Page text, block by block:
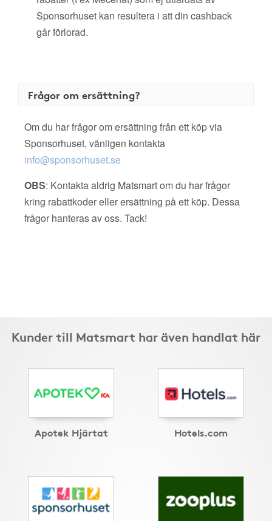
Sponsorhuset kan resultera i att din cashback
går förlorad.
Frågor om ersättning?
Om du har frågor om ersättning från ett köp via
Sponsorhuset, vänligen kontakta
info@sponsorhuset.se
OBS: Kontakta aldrig Matsmart om du har frågor
kring rabattkoder eller ersättning på ett köp. Dessa
frågor hanteras av oss. Tack!
Kunder till Matsmart har även handlat här
Apotek Hjärtat Hotels.com